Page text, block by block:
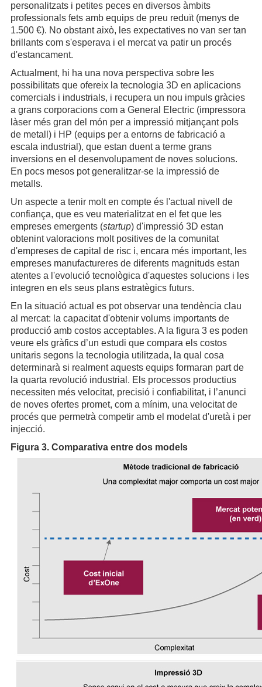
personalitzats i petites peces en diversos àmbits
professionals fets amb equips de preu reduït (menys de
1.500 €). No obstant això, les expectatives no van ser tan
brillants com s'esperava i el mercat va patir un procés
d'estancament.
Actualment, hi ha una nova perspectiva sobre les
possibilitats que ofereix la tecnologia 3D en aplicacions
comercials i industrials, i recupera un nou impuls gràcies
a grans corporacions com a General Electric (impressora
làser més gran del món per a impressió mitjançant pols
de metall) i HP (equips per a entorns de fabricació a
escala industrial), que estan duent a terme grans
inversions en el desenvolupament de noves solucions.
En pocs mesos pot generalitzar-se la impressió de
metalls.
Un aspecte a tenir molt en compte és l'actual nivell de
confiança, que es veu materialitzat en el fet que les
empreses emergents (startup) d'impressió 3D estan
obtenint valoracions molt positives de la comunitat
d'empreses de capital de risc i, encara més important, les
empreses manufactureres de diferents magnituds estan
atentes a l'evolució tecnològica d'aquestes solucions i les
integren en els seus plans estratègics futurs.
En la situació actual es pot observar una tendència clau
al mercat: la capacitat d'obtenir volums importants de
producció amb costos acceptables. A la figura 3 es poden
veure els gràfics d’un estudi que compara els costos
unitaris segons la tecnologia utilitzada, la qual cosa
determinarà si realment aquests equips formaran part de
la quarta revolució industrial. Els processos productius
necessiten més velocitat, precisió i confiabilitat, i l’anunci
de noves ofertes promet, com a mínim, una velocitat de
procés que permetrà competir amb el modelat d'uretà i per
injecció.
Figura 3. Comparativa entre dos models